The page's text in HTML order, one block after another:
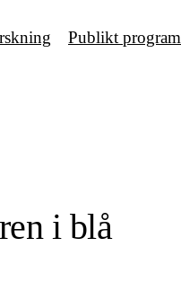
Publikt program
i blå